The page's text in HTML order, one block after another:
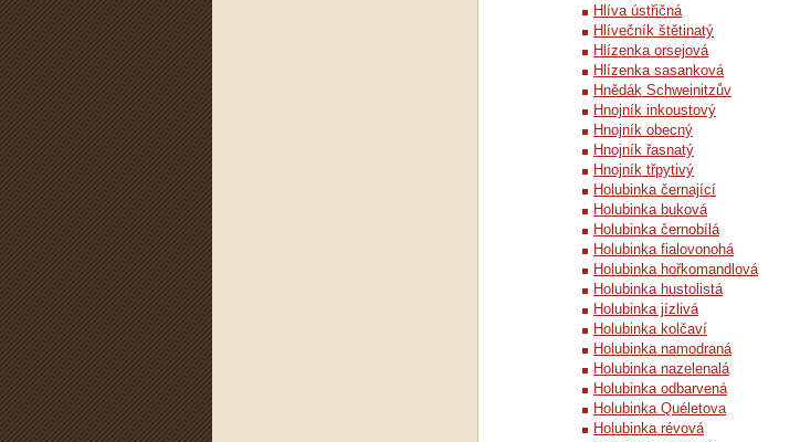
Hlíva ústřičná
Hlívečník štětinatý
Hlízenka orsejová
Hlízenka sasanková
Hnědák Schweinitzův
Hnojník inkoustový
Hnojník obecný
Hnojník řasnatý
Hnojník třpytivý
Holubinka černající
Holubinka buková
Holubinka černobílá
Holubinka fialovonohá
Holubinka hořkomandlová
Holubinka hustolistá
Holubinka jízlivá
Holubinka kolčaví
Holubinka namodraná
Holubinka nazelenalá
Holubinka odbarvená
Holubinka Quéletova
Holubinka révová